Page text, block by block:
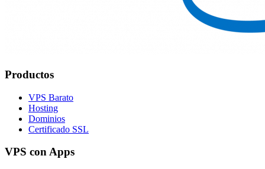
Productos
VPS Barato
Hosting
Dominios
Certificado SSL
VPS con Apps